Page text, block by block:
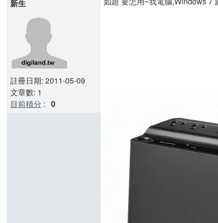
新生
註冊日期: 2011-05-09
文章數: 1
目前積分 : 0